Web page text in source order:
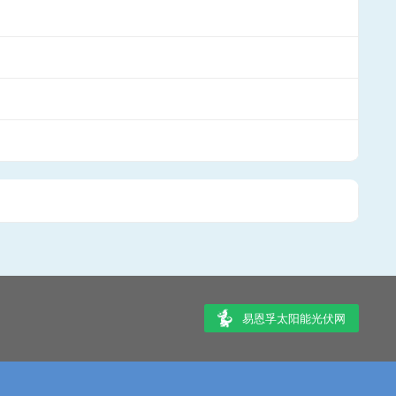
易恩孚太阳能光伏网